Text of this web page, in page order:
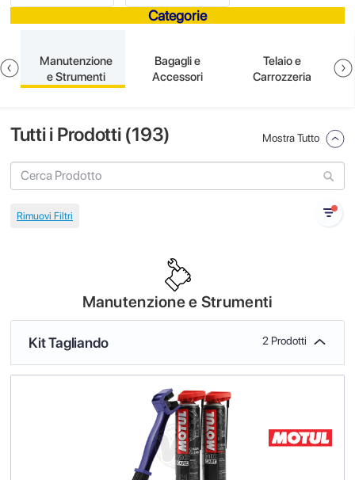
Categorie
Manutenzione
e Strumenti
Bagagli e
Accessori
Telaio e
Carrozzeria
Tutti i Prodotti (193) Mostra Tutto
Manutenzione e Strumenti
Kit Tagliando 2 Prodotti